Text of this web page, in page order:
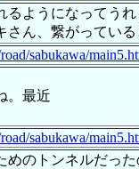
うになってうれ
ん、繋がってい
sabukawa/
。最近
sabukawa/
のトンネルだった